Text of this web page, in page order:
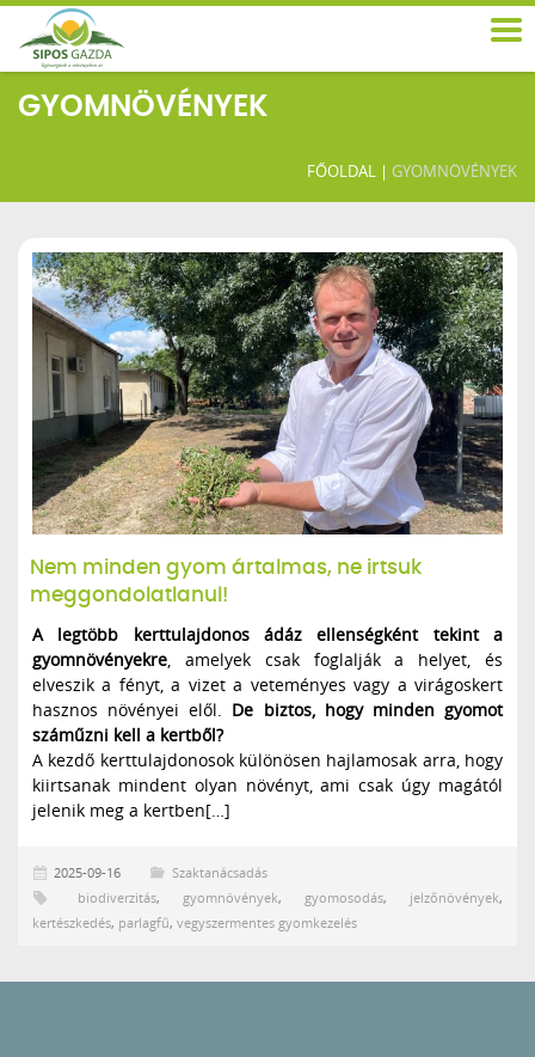
GYOMNÖVÉNYEK
FŐOLDAL | GYOMNÖVÉNYEK
Nem minden gyom ártalmas, ne irtsuk
meggondolatlanul!
A legtöbb kerttulajdonos ádáz ellenségként tekint a
gyomnövényekre, amelyek csak foglalják a helyet, és
elveszik a fényt, a vizet a veteményes vagy a virágoskert
hasznos növényei elől. De biztos, hogy minden gyomot
száműzni kell a kertből?
A kezdő kerttulajdonosok különösen hajlamosak arra, hogy
kiirtsanak mindent olyan növényt, ami csak úgy magától
jelenik meg a kertben[…]
2025-09-16
Szaktanácsadás
biodiverzitás, gyomnövények, gyomosodás, jelzőnövények,
kertészkedés, parlagfű, vegyszermentes gyomkezelés